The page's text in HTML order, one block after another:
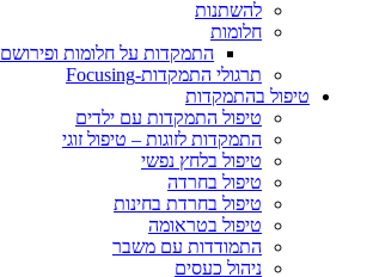
להשתנות
חלומות
התמקדות על חלומות ופירושם
תרגולי התמקדות-Focusing
טיפול בהתמקדות
טיפול התמקדות עם ילדים
התמקדות לזוגות – טיפול זוגי
טיפול בלחץ נפשי
טיפול בחרדה
טיפול בחרדת בחינות
טיפול בטראומה
התמודדות עם משבר
ניהול כעסים